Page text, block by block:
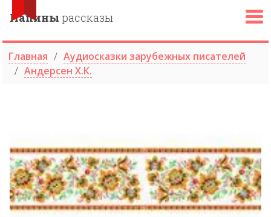
Папины рассказы
Главная
Аудиосказки зарубежных писателей
Андерсен Х.К.